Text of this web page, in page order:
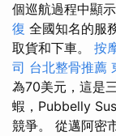
個巡航過程中顯
復 全國知名的服
取貨和下車。 按
司 台北整骨推薦
為70美元，這是
蝦，Pubbelly
競爭。 從邁阿密